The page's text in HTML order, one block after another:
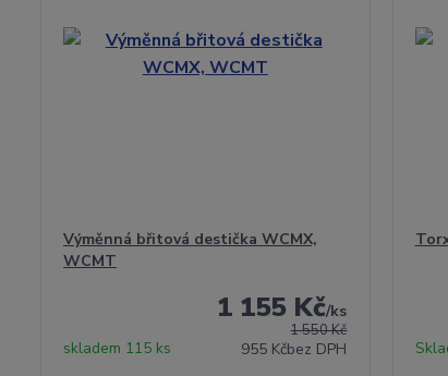
Výměnná břitová destička WCMX,
WCMT
1 550 Kč
1 155 Kč/ks
955 Kčbez DPH
skladem 115 ks